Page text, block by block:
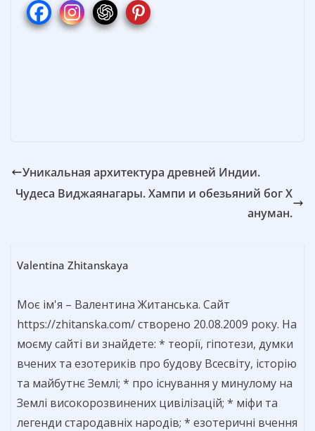
o st n
Уникальная архитектура древней Индии.
Чудеса Виджаянагары. Хампи и обезьяний бог Х
ануман.
Valentina Zhitanskaya
Моє ім'я – Валентина Житанська. Сайт
https://zhitanska.com/ створено 20.08.2009 року. На
моєму сайті ви знайдете: * теорії, гіпотези, думки
вчених та езотериків про будову Всесвіту, історію
та майбутнє Землі; * про існування у минулому на
Землі високорозвинених цивілізацій; * міфи та
легенди стародавніх народів; * езотеричні вчення